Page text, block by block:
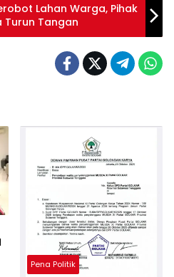
Lahan Warga, Pihak
Turun Tangan
Pena Politik